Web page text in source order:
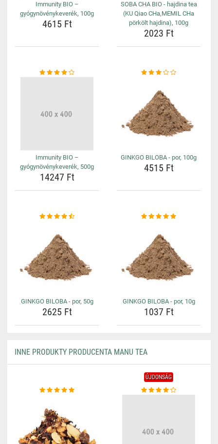
Immunity BIO –
gyógynövénykeverék, 100g
4615 Ft
SOBA CHA BIO - hajdina tea
(KU Qiao CHa,MEMIL CHa
pörkölt hajdina), 100g
2023 Ft
Immunity BIO –
gyógynövénykeverék, 500g
14247 Ft
GINKGO BILOBA - por, 100g
4515 Ft
GINKGO BILOBA - por, 50g
2625 Ft
GINKGO BILOBA - por, 10g
1037 Ft
INNE PRODUKTY PRODUCENTA MANU TEA
ÚJDONSÁG